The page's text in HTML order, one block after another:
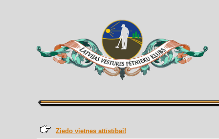
Ziedo vietnes attīstībai!